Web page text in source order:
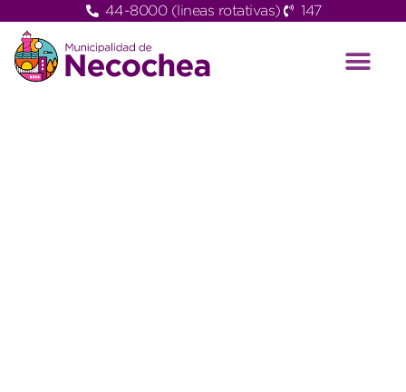
44-8000 (lineas rotativas) 147